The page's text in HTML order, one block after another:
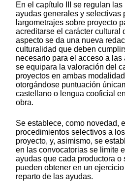
En el capítulo III se regulan
ayudas generales y selectivas
largometrajes sobre proyecto
acreditarse el carácter cultural
aspecto se da una nueva
culturalidad que deben
necesario para el acceso a las
se equipara la valoración del
proyectos en ambas
otorgándose puntuación
castellano o lengua cooficial
obra.
Se establece, como novedad,
procedimientos selectivos a
proyecto, y, asimismo, se
en las convocatorias se limite
ayudas que cada productora
pueden obtener en un
reparto de las ayudas.